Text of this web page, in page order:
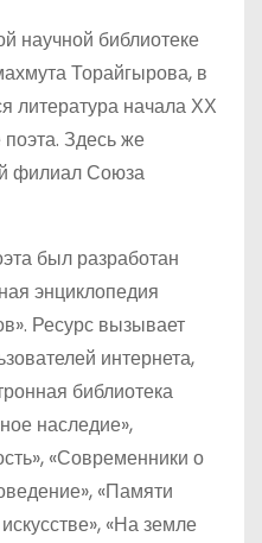
научной библиотеке
Торайгырова, в
литература начала ХХ
Здесь же
филиал Союза
был разработан
энциклопедия
Ресурс вызывает
интернета,
библиотека
наследие»,
«Современники о
«Памяти
«На земле